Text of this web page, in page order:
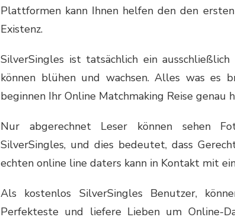
Plattformen kann Ihnen helfen den den
Existenz.
SilverSingles ist tatsächlich ein
können blühen und wachsen. Alles was es
beginnen Ihr Online Matchmaking Reise genau
Nur abgerechnet Leser können sehen
SilverSingles, und dies bedeutet, dass
echten online line daters kann in Kontakt mit
Als kostenlos SilverSingles Benutzer,
Perfekteste und liefere Lieben um Online-